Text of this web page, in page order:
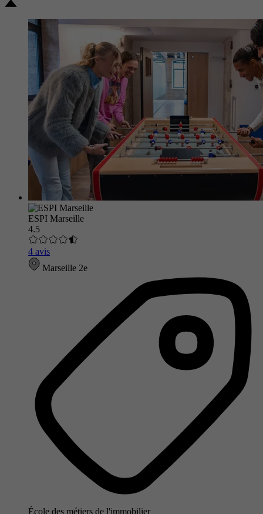
ESPI Marseille
4.5
4 avis
Marseille 2e
École des métiers de l'immobilier